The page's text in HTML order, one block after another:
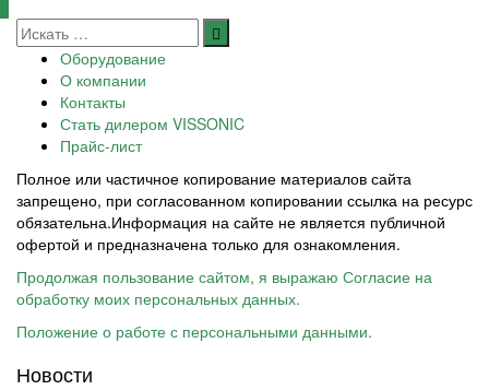
Оборудование
О компании
Контакты
Стать дилером VISSONIC
Прайс-лист
Полное или частичное копирование материалов сайта
запрещено, при согласованном копировании ссылка на ресурс
обязательна.Информация на сайте не является публичной
офертой и предназначена только для ознакомления.
Продолжая пользование сайтом, я выражаю Согласие на
обработку моих персональных данных.
Положение о работе с персональными данными.
Новости